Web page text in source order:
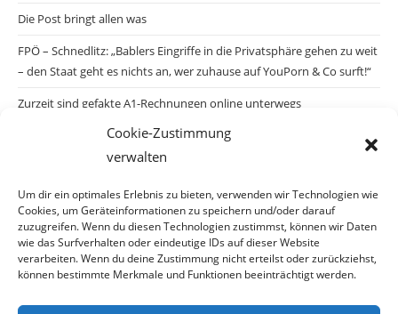
Cookie-Zustimmung
verwalten
Um dir ein optimales Erlebnis zu bieten, verwenden wir Technologien wie
Cookies, um Geräteinformationen zu speichern und/oder darauf
zuzugreifen. Wenn du diesen Technologien zustimmst, können wir Daten
wie das Surfverhalten oder eindeutige IDs auf dieser Website
verarbeiten. Wenn du deine Zustimmung nicht erteilst oder zurückziehst,
können bestimmte Merkmale und Funktionen beeinträchtigt werden.
Die Post bringt allen was
FPÖ – Schnedlitz: „Bablers Eingriffe in die Privatsphäre gehen zu weit
– den Staat geht es nichts an, wer zuhause auf YouPorn & Co surft!“
Zurzeit sind gefakte A1-Rechnungen online unterwegs
Salzburgs Juden und ihre Sicherheit: „Erst nach einem Anschlag wäre
die Gefahr endlich konkret!“
Biologisches Wunder in Ceuta
Ein vermeintliches Abschiebemärchen
Archiv